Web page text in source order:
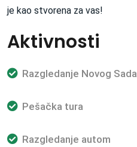
je kao stvorena za vas!
Aktivnosti
Razgledanje Novog Sada
Pešačka tura
Razgledanje autom